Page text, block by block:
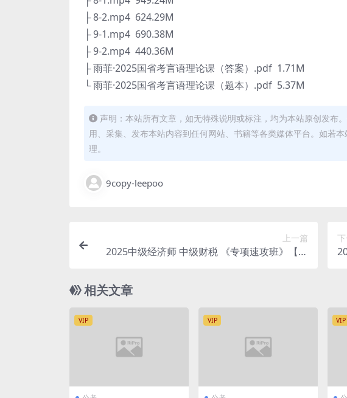
├ 8-2.mp4 624.29M
├ 9-1.mp4 690.38M
├ 9-2.mp4 440.36M
├ 雨菲·2025国省考言语理论课（答案）.pdf 1.71M
└ 雨菲·2025国省考言语理论课（题本）.pdf 5.37M
声明：本站所有文章，如无特殊说明或标注，均为本站原创发布
用、采集、发布本站内容到任何网站、书籍等各类媒体平台。如若
理。
9copy-leepoo
上一篇
2025中级经济师 中级财税 《专项速攻班》【曲
相关文章
VIP VIP VIP